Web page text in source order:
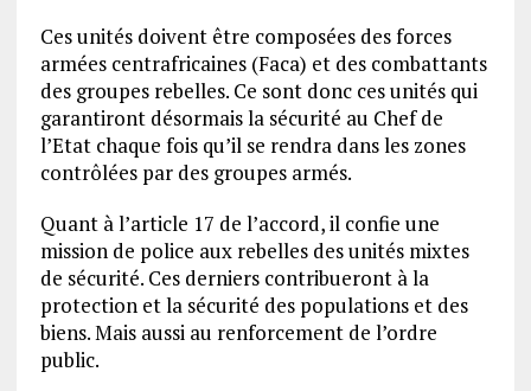
Ces unités doivent être composées des forces
armées centrafricaines (Faca) et des combattants
des groupes rebelles. Ce sont donc ces unités qui
garantiront désormais la sécurité au Chef de
l’Etat chaque fois qu’il se rendra dans les zones
contrôlées par des groupes armés.
Quant à l’article 17 de l’accord, il confie une
mission de police aux rebelles des unités mixtes
de sécurité. Ces derniers contribueront à la
protection et la sécurité des populations et des
biens. Mais aussi au renforcement de l’ordre
public.